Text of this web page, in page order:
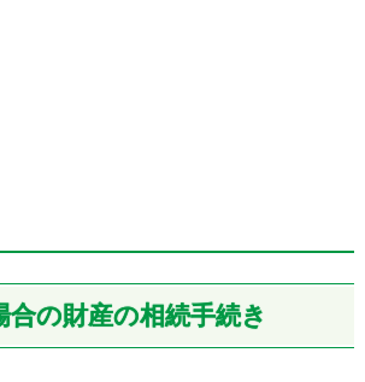
の財産の相続手続き